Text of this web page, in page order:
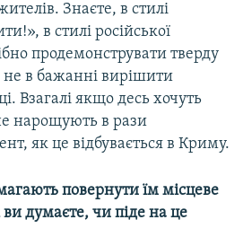
Знаєте, в стилі
в стилі російської
продемонструвати тверду
не в бажанні вирішити
Взагалі якщо десь хочуть
нарощують в рази
як це відбувається в Криму.
повернути їм місцеве
думаєте, чи піде на це